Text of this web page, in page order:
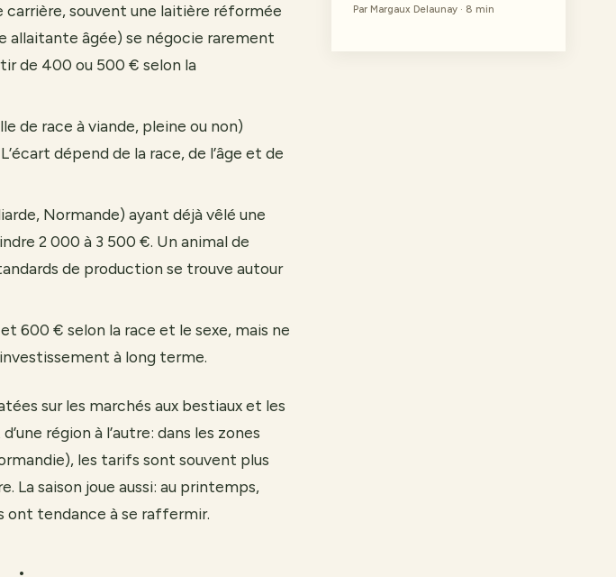
carrière, souvent une laitière réformée
allaitante âgée) se négocie rarement
de 400 ou 500 € selon la
de race à viande, pleine ou non)
dépend de la race, de l’âge et de
Normande) ayant déjà vêlé une
2 000 à 3 500 €. Un animal de
de production se trouve autour
600 € selon la race et le sexe, mais ne
à long terme.
sur les marchés aux bestiaux et les
région à l’autre: dans les zones
les tarifs sont souvent plus
La saison joue aussi: au printemps,
ont tendance à se raffermir.
Par Margaux Delaunay · 8 min